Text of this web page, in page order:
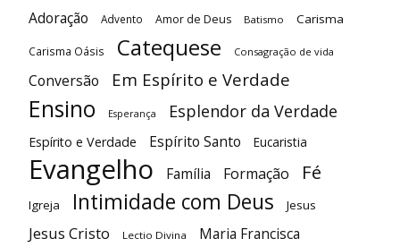
Adoração Advento Amor de Deus Batismo Carisma
Carisma Oásis Catequese Consagração de vida
Conversão Em Espírito e Verdade
Ensino Esperança Esplendor da Verdade
Espírito e Verdade Espírito Santo Eucaristia
Evangelho Família Formação Fé
Igreja Intimidade com Deus Jesus
Jesus Cristo Lectio Divina Maria Francisca